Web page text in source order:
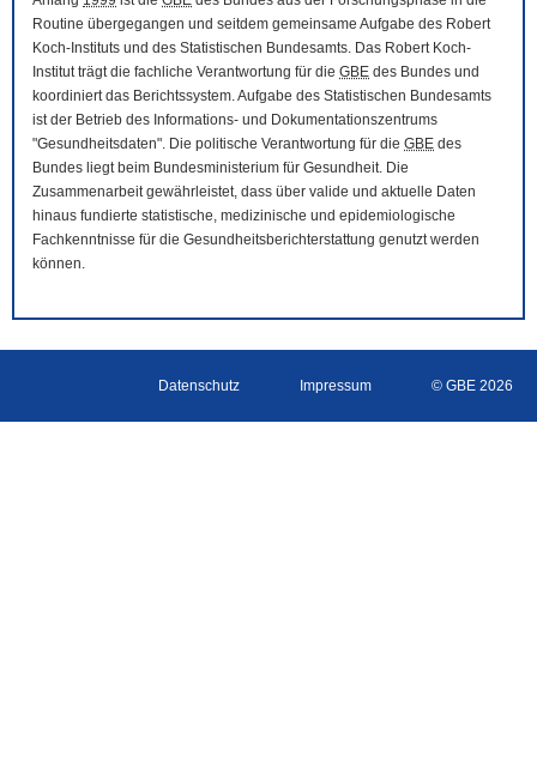
Routine übergegangen und seitdem gemeinsame Aufgabe des Robert
Koch-Instituts und des Statistischen Bundesamts. Das Robert Koch-
Institut trägt die fachliche Verantwortung für die GBE des Bundes und
koordiniert das Berichtssystem. Aufgabe des Statistischen Bundesamts
ist der Betrieb des Informations- und Dokumentationszentrums
"Gesundheitsdaten". Die politische Verantwortung für die GBE des
Bundes liegt beim Bundesministerium für Gesundheit. Die
Zusammenarbeit gewährleistet, dass über valide und aktuelle Daten
hinaus fundierte statistische, medizinische und epidemiologische
Fachkenntnisse für die Gesundheitsberichterstattung genutzt werden
können.
Datenschutz Impressum © GBE 2026